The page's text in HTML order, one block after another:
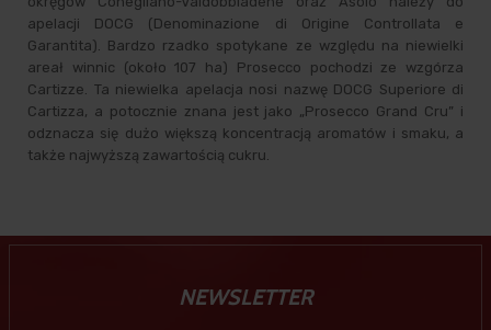
apelacji DOCG (Denominazione di Origine Controllata e
Garantita). Bardzo rzadko spotykane ze względu na niewielki
areał winnic (około 107 ha) Prosecco pochodzi ze wzgórza
Cartizze. Ta niewielka apelacja nosi nazwę DOCG Superiore di
Cartizza, a potocznie znana jest jako „Prosecco Grand Cru” i
odznacza się dużo większą koncentracją aromatów i smaku, a
także najwyższą zawartością cukru.
NEWSLETTER